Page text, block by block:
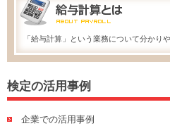
「給与計算」という業務について分かり
検定の活用事例
企業での活用事例